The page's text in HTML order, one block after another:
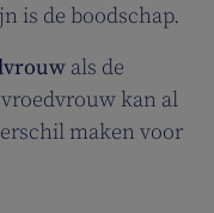
is de boodschap.
als de
kan al
maken voor